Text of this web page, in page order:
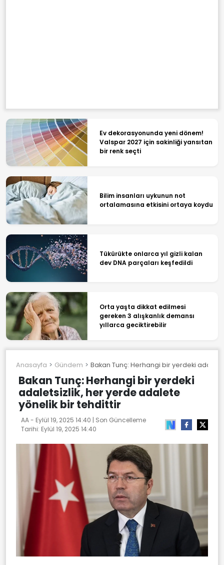
Ev dekorasyonunda yeni dönem!
Valspar 2027 için sakinliği yansıtan
bir renk seçti
Bilim insanları uykunun not
ortalamasına etkisini ortaya koydu
Tükürükte onlarca yıl gizli kalan
dev DNA parçaları keşfedildi
Orta yaşta dikkat edilmesi
gereken 3 alışkanlık demansı
yıllarca geciktirebilir
Anasayfa Gündem Bakan Tunç: Herhangi bir yerdeki
Bakan Tunç: Herhangi bir yerdeki
adaletsizlik, her yerde adalete
yönelik bir tehdittir
AA - Eylül 19, 2025 14:40 | Son Güncelleme
Tarihi: Eylül 19, 2025 14:40